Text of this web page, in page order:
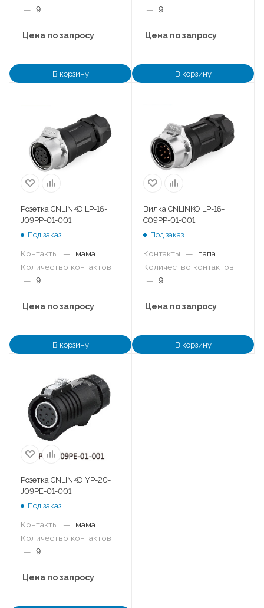
— 9
Цена по запросу
В корзину
— 9
Цена по запросу
В корзину
Розетка CNLINKO LP-16-
J09PP-01-001
Под заказ
Контакты —
мама
Количество контактов
— 9
Цена по запросу
В корзину
Вилка CNLINKO LP-16-
C09PP-01-001
Под заказ
Контакты —
папа
Количество контактов
— 9
Цена по запросу
В корзину
Розетка CNLINKO YP-20-
J09PE-01-001
Под заказ
Контакты —
мама
Количество контактов
— 9
Цена по запросу